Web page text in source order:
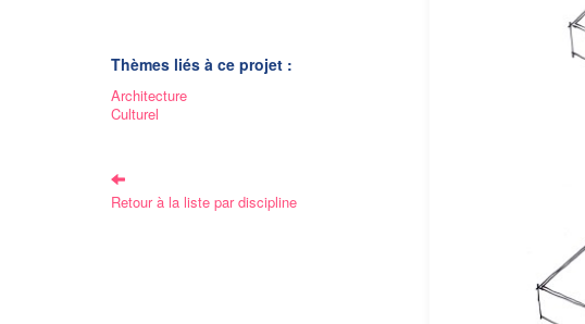
Thèmes liés à ce projet :
Architecture
Culturel
Retour à la liste par discipline